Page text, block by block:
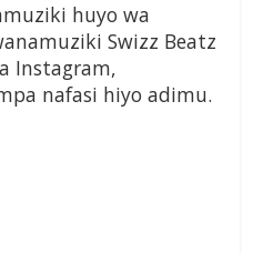
huyo wa
Swizz Beatz
Instagram,
nafasi hiyo adimu.